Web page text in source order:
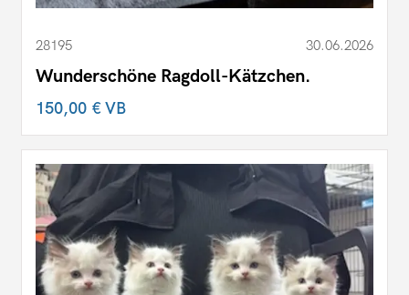
28195 30.06.2026
Wunderschöne Ragdoll-Kätzchen.
150,00 €VB